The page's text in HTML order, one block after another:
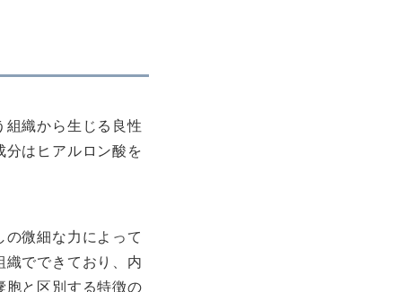
織から生じる良性
はヒアルロン酸を
微細な力によって
でできており、内
胞と区別する特徴の